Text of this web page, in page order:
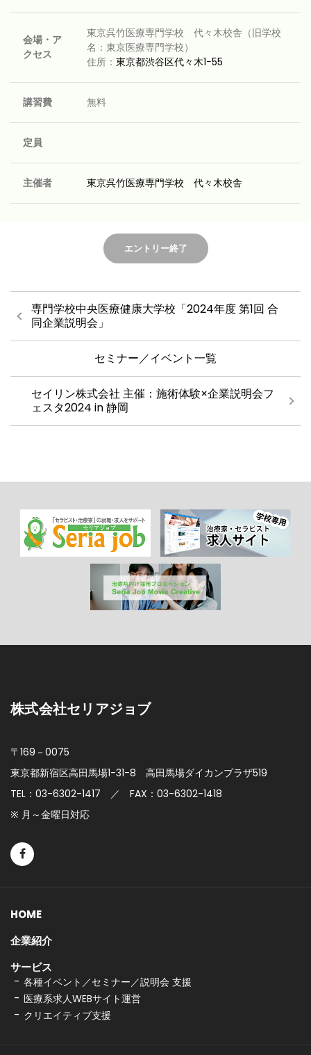
会場・ア
クセス
東京呉竹医療専門学校 代々木校舎（旧学校
名：東京医療専門学校）
住所： 東京都渋谷区代々木1−55
講習費 無料
定員
主催者 東京呉竹医療専門学校 代々木校舎
エントリー終了
専門学校中央医療健康大学校「2024年度 第1回 合
同企業説明会」
セミナー／イベント一覧
セイリン株式会社 主催：施術体験×企業説明会フ
ェスタ2024 in 静岡
株式会社セリアジョブ
〒169－0075
東京都新宿区高田馬場1-31-8 高田馬場ダイカンプラザ519
TEL：03-6302-1417 ／ FAX：03-6302-1418
※ 月～金曜日対応
HOME
企業紹介
サービス
各種イベント／セミナー／説明会 支援
医療系求人WEBサイト運営
クリエイティブ支援